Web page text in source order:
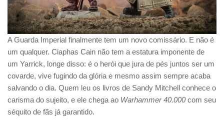
A Guarda Imperial finalmente tem um novo comissário. E não é
um qualquer. Ciaphas Cain não tem a estatura imponente de
um Yarrick, longe disso: é o herói que jura de pés juntos ser um
covarde, vive fugindo da glória e mesmo assim sempre acaba
salvando o dia. Quem leu os livros de Sandy Mitchell conhece o
carisma do sujeito, e ele chega ao Warhammer 40.000com seu
séquito de fãs já garantido.